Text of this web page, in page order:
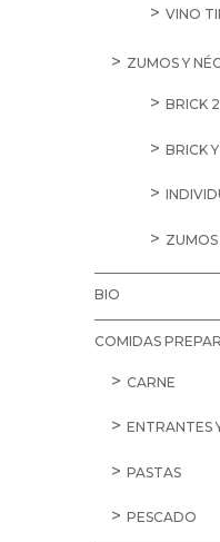
VINO
ZUMOS Y
BRICK
BRICK
BIO
COMIDAS
CARNE
ENTRANTES
PASTAS
PESCADO